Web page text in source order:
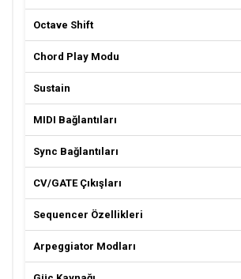
Octave Shift
Chord Play Modu
Sustain
MIDI Bağlantıları
Sync Bağlantıları
CV/GATE Çıkışları
Sequencer Özellikleri
Arpeggiator Modları